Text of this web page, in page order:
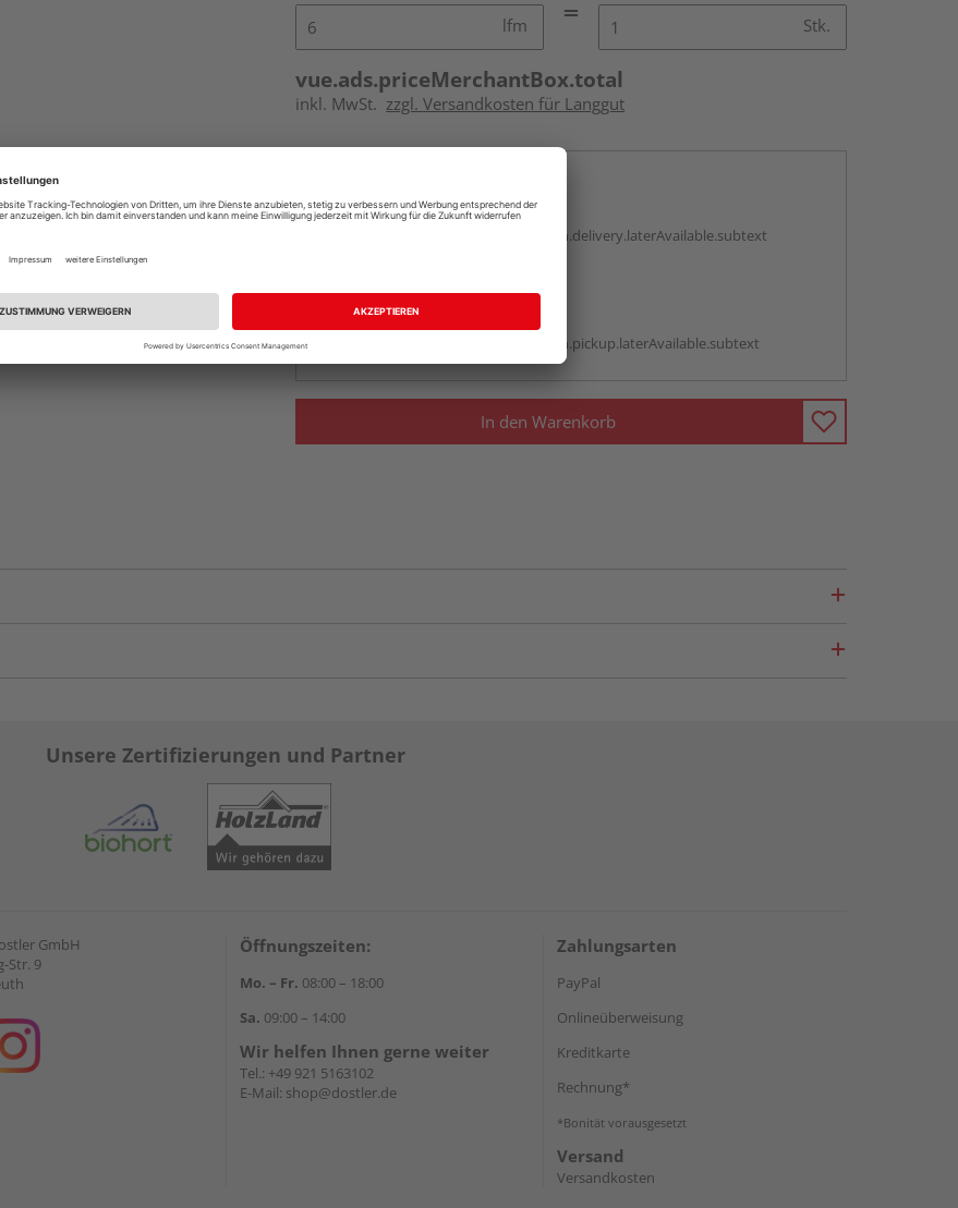
lfm Stk.
vue.ads.priceMerchantBox.total
inkl. MwSt. zzgl. Versandkosten für Langgut
Auf Vorbestellung:
vue.ads.priceMerchantBox.option.delivery.laterAvailable.subtext
Beim Händler abholen
vue.ads.priceMerchantBox.option.pickup.laterAvailable.subtext
In den Warenkorb
Unsere Zertifizierungen und Partner
GmbH
Str. 9
Öffnungszeiten:
Mo. – Fr. 08:00 – 18:00
Sa. 09:00 – 14:00
Wir helfen Ihnen gerne weiter
Tel.: +49 921 5163102
E-Mail: shop@dostler.de
Zahlungsarten
PayPal
Onlineüberweisung
Kreditkarte
Rechnung*
*Bonität vorausgesetzt
Versand
Versandkosten